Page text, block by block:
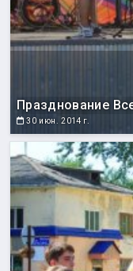
30 июн. 2014 г.